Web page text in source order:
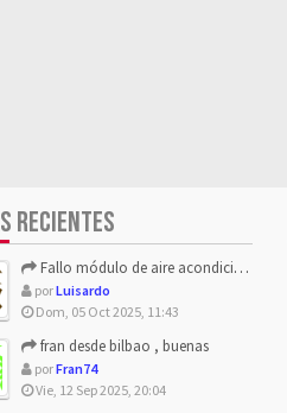
RECIENTES
Fallo módulo de aire acondicionado
porLuisardo
Dom, 05 Oct 2025, 11:43
fran desde bilbao , buenas
porFran74
Vie, 12 Sep 2025, 20:04